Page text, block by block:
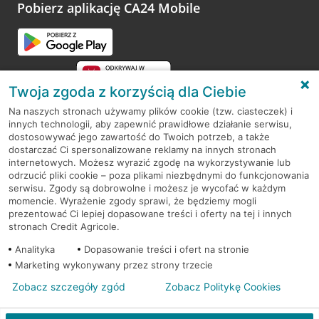
opinie.
Pobierz aplikację CA24 Mobile
RODO
Regulamin serwisu
Mapa serwisu
PolitykaCookies
© 2026 Credit Agricole Bank Polska S.A. Wszelkie prawa zastrzeżone
Twoja zgoda z korzyścią dla Ciebie
Na naszych stronach używamy plików cookie (tzw. ciasteczek) i
innych technologii, aby zapewnić prawidłowe działanie serwisu,
dostosowywać jego zawartość do Twoich potrzeb, a także
dostarczać Ci spersonalizowane reklamy na innych stronach
internetowych. Możesz wyrazić zgodę na wykorzystywanie lub
odrzucić pliki cookie – poza plikami niezbędnymi do funkcjonowania
serwisu. Zgody są dobrowolne i możesz je wycofać w każdym
momencie. Wyrażenie zgody sprawi, że będziemy mogli
prezentować Ci lepiej dopasowane treści i oferty na tej i innych
stronach Credit Agricole.
Analityka
Dopasowanie treści i ofert na stronie
Marketing wykonywany przez strony trzecie
Zobacz szczegóły zgód Zobacz Politykę Cookies